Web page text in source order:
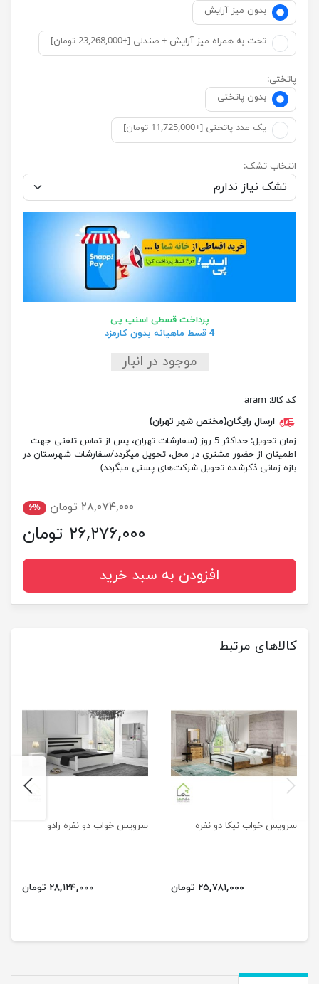
بدون میز آرایش
تخت به همراه میز آرایش + صندلی [+23,268,000 تومان]
پاتختی:
بدون پاتختی
یک عدد پاتختی [+11,725,000 تومان]
انتخاب تشک:
پرداخت قسطی اسنپ پی
4 قسط ماهیانه بدون کارمزد
موجود در انبار
کد کالا: aram
ارسال رایگان(مختص شهر تهران)
زمان تحویل:
حداکثر 5 روز (سفارشات تهران، پس از تماس تلفنی جهت
اطمینان از حضور مشتری در محل، تحویل میگردد/سفارشات شهرستان در
بازه زمانی ذکرشده تحویل شرکت‌های پستی میگردد)
۲۸,۰۷۴,۰۰۰ تومان ۶%
۲۶,۲۷۶,۰۰۰ تومان
افزودن به سبد خرید
کالاهای مرتبط
سرویس خواب نیکا دو نفره
۲۵,۷۸۱,۰۰۰ تومان
سرویس خواب دو نفره رادو
۲۸,۱۲۴,۰۰۰ تومان
previus